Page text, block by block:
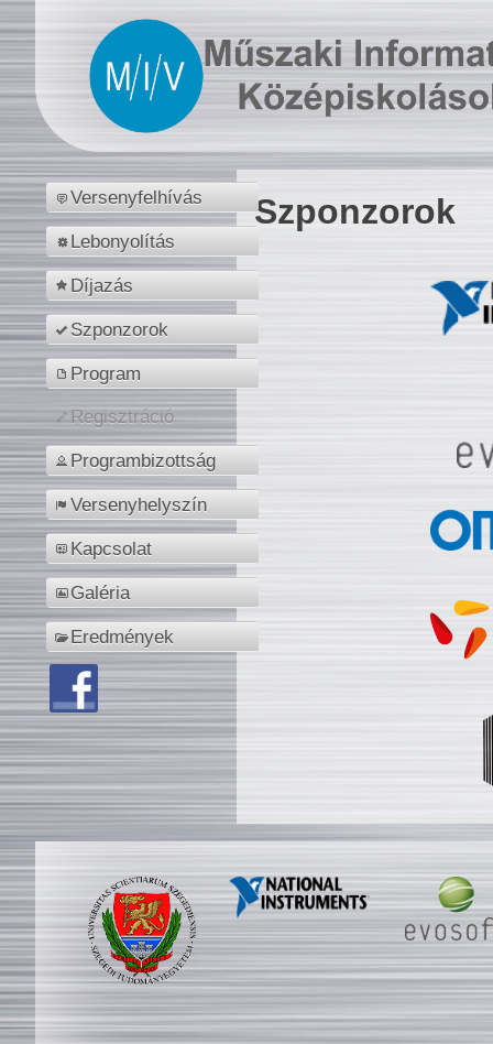
Versenyfelhívás
Lebonyolítás
Díjazás
Szponzorok
Program
Regisztráció
Programbizottság
Versenyhelyszín
Kapcsolat
Galéria
Eredmények
Szponzorok